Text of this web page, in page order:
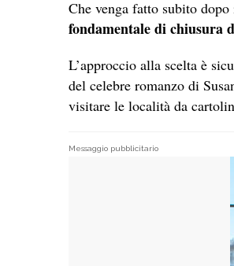
Che venga fatto subito
fondamentale di chiusura
L’approccio alla scelta è
del celebre romanzo di
visitare le località da
Messaggio pubblicitario